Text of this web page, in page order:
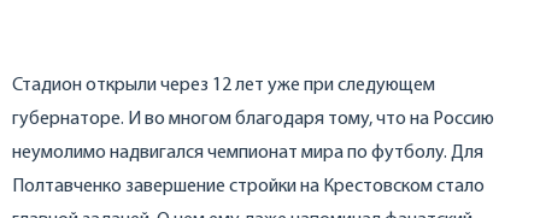
Стадион открыли через 12 лет уже при следующем
губернаторе. И во многом благодаря тому, что на Россию
неумолимо надвигался чемпионат мира по футболу. Для
Полтавченко завершение стройки на Крестовском стало